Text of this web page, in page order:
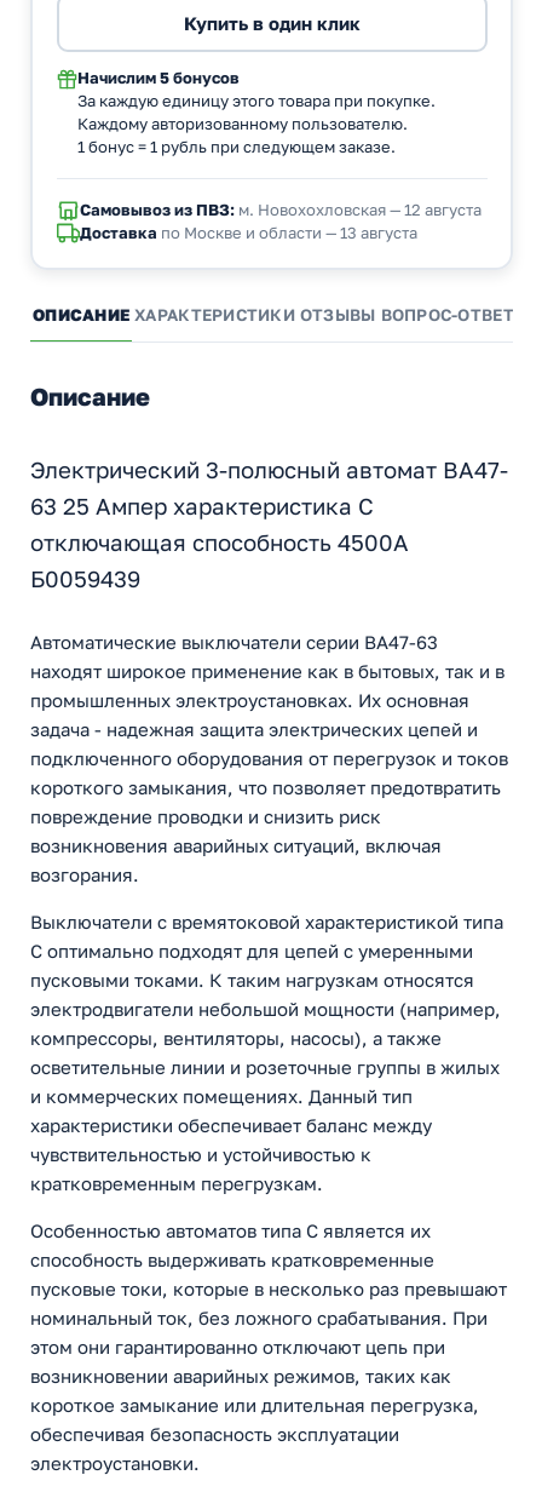
Начислим 5 бонусов
За каждую единицу этого товара при покупке.
Каждому авторизованному пользователю.
1 бонус = 1 рубль при следующем заказе.
Самовывоз из ПВЗ:м. Новохохловская — 12 августа
Доставка по Москве и области — 13 августа
ОПИСАНИЕ ХАРАКТЕРИСТИКИ ОТЗЫВЫ ВОПРОС-ОТВЕТ
Описание
Электрический 3-полюсный автомат ВА47-
63 25 Ампер характеристика C
отключающая способность 4500А
Б0059439
Автоматические выключатели серии ВА47-63
находят широкое применение как в бытовых, так и в
промышленных электроустановках. Их основная
задача - надежная защита электрических цепей и
подключенного оборудования от перегрузок и токов
короткого замыкания, что позволяет предотвратить
повреждение проводки и снизить риск
возникновения аварийных ситуаций, включая
возгорания.
Выключатели с времятоковой характеристикой типа
C оптимально подходят для цепей с умеренными
пусковыми токами. К таким нагрузкам относятся
электродвигатели небольшой мощности (например,
компрессоры, вентиляторы, насосы), а также
осветительные линии и розеточные группы в жилых
и коммерческих помещениях. Данный тип
характеристики обеспечивает баланс между
чувствительностью и устойчивостью к
кратковременным перегрузкам.
Особенностью автоматов типа C является их
способность выдерживать кратковременные
пусковые токи, которые в несколько раз превышают
номинальный ток, без ложного срабатывания. При
этом они гарантированно отключают цепь при
возникновении аварийных режимов, таких как
короткое замыкание или длительная перегрузка,
обеспечивая безопасность эксплуатации
электроустановки.